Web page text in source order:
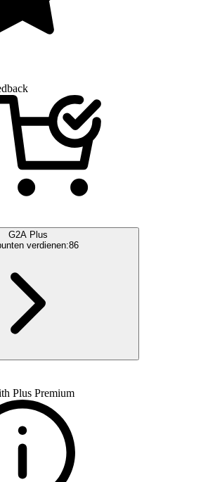
G2A Plus
verdienen:86
Plus Premium